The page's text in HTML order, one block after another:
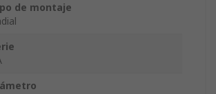
de montaje